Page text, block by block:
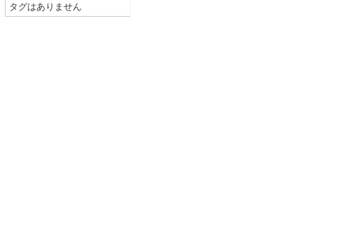
タグはありません